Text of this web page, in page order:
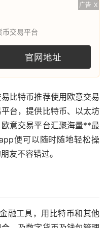
广告 X
币交易平台
官网地址
比特币推荐使用欧意交易
台，提供比特币、 以太坊
意交易平台汇聚海量**最
便可以随时随地轻松操
友不容错过。
融工具，用比特币和其他